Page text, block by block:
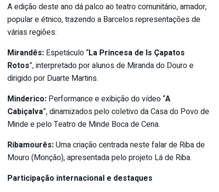
A edição deste ano dá palco ao teatro comunitário, amador,
popular e étnico, trazendo a Barcelos representações de
várias regiões:
Mirandês: Espetáculo “La Princesa de ls Çapatos
Rotos”, interpretado por alunos de Miranda do Douro e
dirigido por Duarte Martins.
Minderico: Performance e exibição do vídeo “A
Cabiçalva”, dinamizados pelo coletivo da Casa do Povo de
Minde e pelo Teatro de Minde Boca de Cena.
Ribamourês:Uma criação centrada neste falar de Riba de
Mouro (Monção), apresentada pelo projeto Lá de Riba.
Participação internacional e destaques